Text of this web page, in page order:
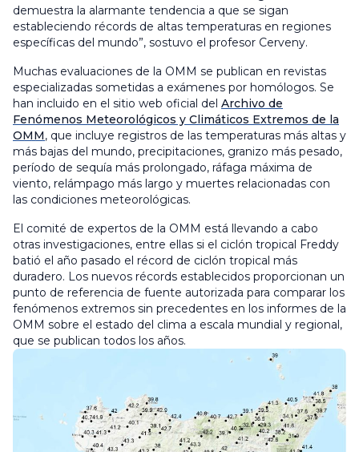
demuestra la alarmante tendencia a que se sigan
estableciendo récords de altas temperaturas en regiones
específicas del mundo”, sostuvo el profesor Cerveny.
Muchas evaluaciones de la OMM se publican en revistas
especializadas sometidas a exámenes por homólogos. Se
han incluido en el sitio web oficial del Archivo de
Fenómenos Meteorológicos y Climáticos Extremos de la
OMM, que incluye registros de las temperaturas más altas y
más bajas del mundo, precipitaciones, granizo más pesado,
período de sequía más prolongado, ráfaga máxima de
viento, relámpago más largo y muertes relacionadas con
las condiciones meteorológicas.
El comité de expertos de la OMM está llevando a cabo
otras investigaciones, entre ellas si el ciclón tropical Freddy
batió el año pasado el récord de ciclón tropical más
duradero. Los nuevos récords establecidos proporcionan un
punto de referencia de fuente autorizada para comparar los
fenómenos extremos sin precedentes en los informes de la
OMM sobre el estado del clima a escala mundial y regional,
que se publican todos los años.